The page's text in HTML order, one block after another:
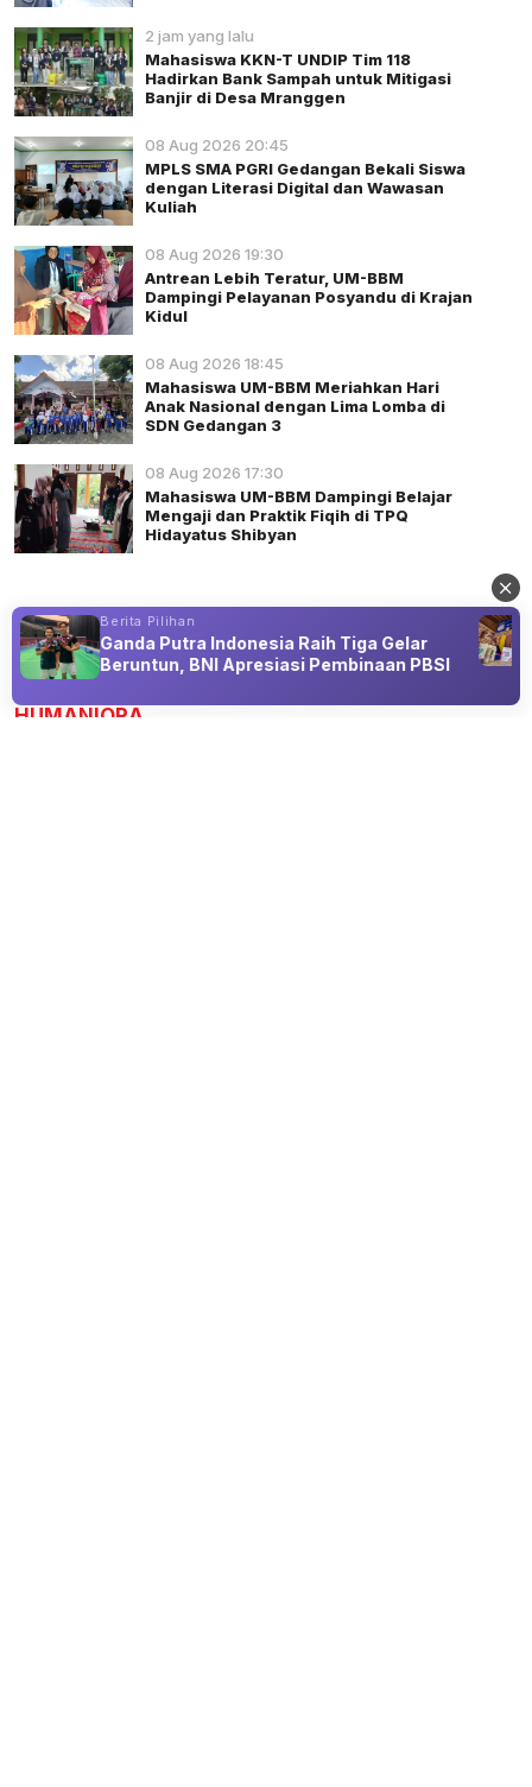
2 jam yang lalu
Mahasiswa KKN-T UNDIP Tim 118
Hadirkan Bank Sampah untuk Mitigasi
Banjir di Desa Mranggen
08 Aug 2026 20:45
MPLS SMA PGRI Gedangan Bekali Siswa
dengan Literasi Digital dan Wawasan
Kuliah
08 Aug 2026 19:30
Antrean Lebih Teratur, UM-BBM
Dampingi Pelayanan Posyandu di Krajan
Kidul
08 Aug 2026 18:45
Mahasiswa UM-BBM Meriahkan Hari
Anak Nasional dengan Lima Lomba di
SDN Gedangan 3
08 Aug 2026 17:30
Mahasiswa UM-BBM Dampingi Belajar
Mengaji dan Praktik Fiqih di TPQ
Hidayatus Shibyan
Advertisement
HUMANIORA
Berita Pilihan
Ganda Putra Indonesia Raih Tiga Gelar
Beruntun, BNI Apresiasi Pembinaan PBSI